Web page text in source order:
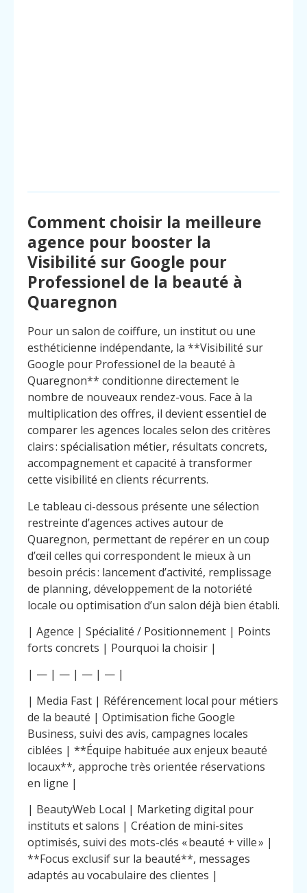
Comment choisir la meilleure
agence pour booster la
Visibilité sur Google pour
Professionel de la beauté à
Quaregnon
Pour un salon de coiffure, un institut ou une
esthéticienne indépendante, la **Visibilité sur
Google pour Professionel de la beauté à
Quaregnon** conditionne directement le
nombre de nouveaux rendez-vous. Face à la
multiplication des offres, il devient essentiel de
comparer les agences locales selon des critères
clairs : spécialisation métier, résultats concrets,
accompagnement et capacité à transformer
cette visibilité en clients récurrents.
Le tableau ci-dessous présente une sélection
restreinte d’agences actives autour de
Quaregnon, permettant de repérer en un coup
d’œil celles qui correspondent le mieux à un
besoin précis : lancement d’activité, remplissage
de planning, développement de la notoriété
locale ou optimisation d’un salon déjà bien établi.
| Agence | Spécialité / Positionnement | Points
forts concrets | Pourquoi la choisir |
| — | — | — | — |
| Media Fast | Référencement local pour métiers
de la beauté | Optimisation fiche Google
Business, suivi des avis, campagnes locales
ciblées | **Équipe habituée aux enjeux beauté
locaux**, approche très orientée réservations
en ligne |
| BeautyWeb Local | Marketing digital pour
instituts et salons | Création de mini-sites
optimisés, suivi des mots-clés « beauté + ville » |
**Focus exclusif sur la beauté**, messages
adaptés au vocabulaire des clientes |